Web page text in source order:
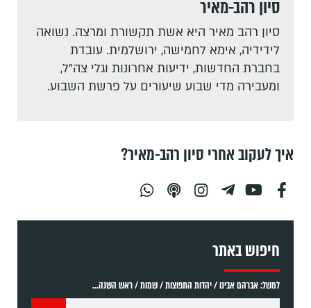
סיון רהב-מאיר
סיון רהב מאיר היא אשת תקשורת ומרצה. נשואה
לידידיה, אימא לחמישה, ירושלמית. עובדת
בחברת החדשות, ידיעות אחרונות וגלי צה"ל,
ומעבירה מדי שבוע שיעורים על פרשת השבוע.
איך לעקוב אחרי סיון רהב-מאיר?
חיפוש באתר
למשל: אברהם אבינו / יהדות התפוצות / שמות / ראש השנה...